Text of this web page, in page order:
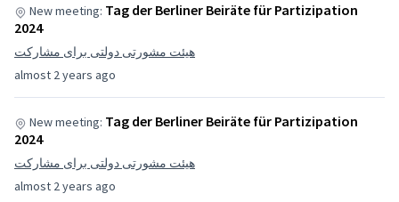
almost 2 years ago
New meeting: Tag der Berliner Beiräte für Partizipation
2024
هیئت مشورتی دولتی برای مشارکت
almost 2 years ago
New meeting: Tag der Berliner Beiräte für Partizipation
2024
هیئت مشورتی دولتی برای مشارکت